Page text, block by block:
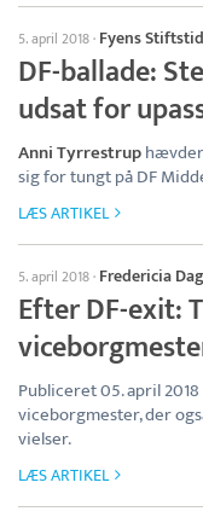
5. april 2018· Fyens
DF-ballade:
udsat for
Anni Tyrrestrup
sig for tungt på DF
LÆS ARTIKEL
5. april 2018· Fredericia
Efter DF-exit:
Publiceret 05. april
viceborgmester, der
vielser.
LÆS ARTIKEL